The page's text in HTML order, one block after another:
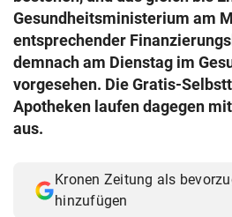
© Krone Multimedia GmbH & Co KG
Muthgasse 2, 1190 Wien
Gesundheitsministerium am
entsprechender
demnach am Dienstag im
vorgesehen. Die Gratis-
Apotheken laufen dagegen
aus.
Kronen Zeitung als
hinzufügen